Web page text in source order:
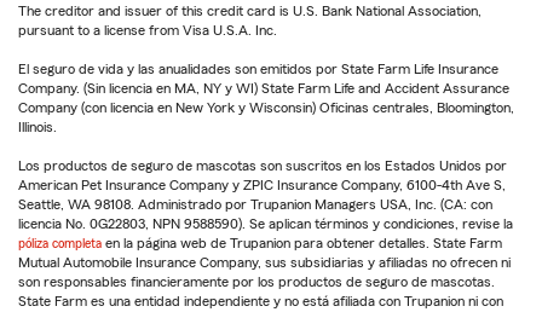
The creditor and issuer of this credit card is U.S. Bank National Association,
pursuant to a license from Visa U.S.A. Inc.
El seguro de vida y las anualidades son emitidos por State Farm Life Insurance
Company. (Sin licencia en MA, NY y WI) State Farm Life and Accident Assurance
Company (con licencia en New York y Wisconsin) Oficinas centrales, Bloomington,
Illinois.
Los productos de seguro de mascotas son suscritos en los Estados Unidos por
American Pet Insurance Company y ZPIC Insurance Company, 6100-4th Ave S,
Seattle, WA 98108. Administrado por Trupanion Managers USA, Inc. (CA: con
licencia No. 0G22803, NPN 9588590). Se aplican términos y condiciones, revise la
póliza completa en la página web de Trupanion para obtener detalles. State Farm
Mutual Automobile Insurance Company, sus subsidiarias y afiliadas no ofrecen ni
son responsables financieramente por los productos de seguro de mascotas.
State Farm es una entidad independiente y no está afiliada con Trupanion ni con